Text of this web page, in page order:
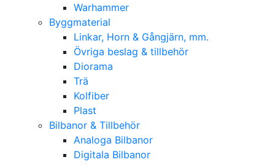
Warhammer
Byggmaterial
Linkar, Horn & Gångjärn, mm.
Övriga beslag & tillbehör
Diorama
Trä
Kolfiber
Plast
Bilbanor & Tillbehör
Analoga Bilbanor
Digitala Bilbanor